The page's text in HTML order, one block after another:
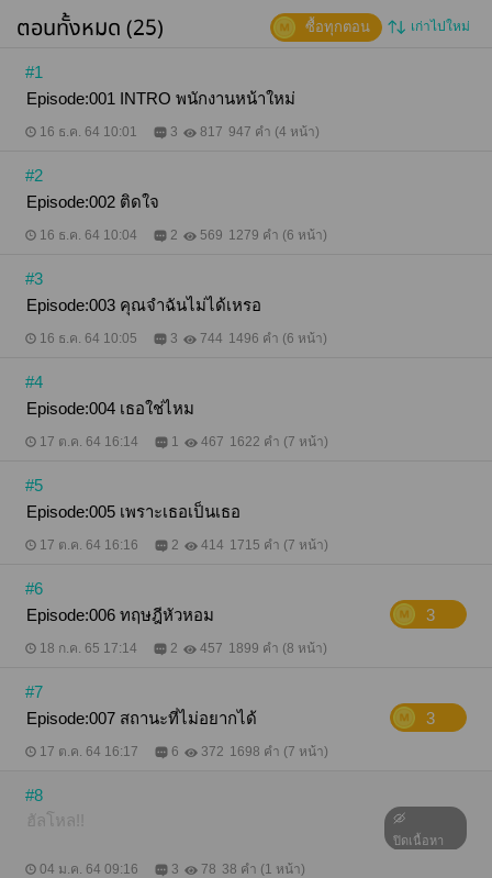
ตอนทั้งหมด (25) เก่าไปใหม่
ซื้อทุกตอน
#1
Episode:001 INTRO พนักงานหน้าใหม่
16 ธ.ค. 64 10:01 3 817 947 คำ (4 หน้า)
#2
Episode:002 ติดใจ
16 ธ.ค. 64 10:04 2 569 1279 คำ (6 หน้า)
#3
Episode:003 คุณจำฉันไม่ได้เหรอ
16 ธ.ค. 64 10:05 3 744 1496 คำ (6 หน้า)
#4
Episode:004 เธอใช่ไหม
17 ต.ค. 64 16:14 1 467 1622 คำ (7 หน้า)
#5
Episode:005 เพราะเธอเป็นเธอ
17 ต.ค. 64 16:16 2 414 1715 คำ (7 หน้า)
#6
Episode:006 ทฤษฎีหัวหอม
3
18 ก.ค. 65 17:14 2 457 1899 คำ (8 หน้า)
#7
Episode:007 สถานะที่ไม่อยากได้
3
17 ต.ค. 64 16:17 6 372 1698 คำ (7 หน้า)
#8
ฮัลโหล!!
ปิดเนื้อหา
04 ม.ค. 64 09:16 3 78 38 คำ (1 หน้า)